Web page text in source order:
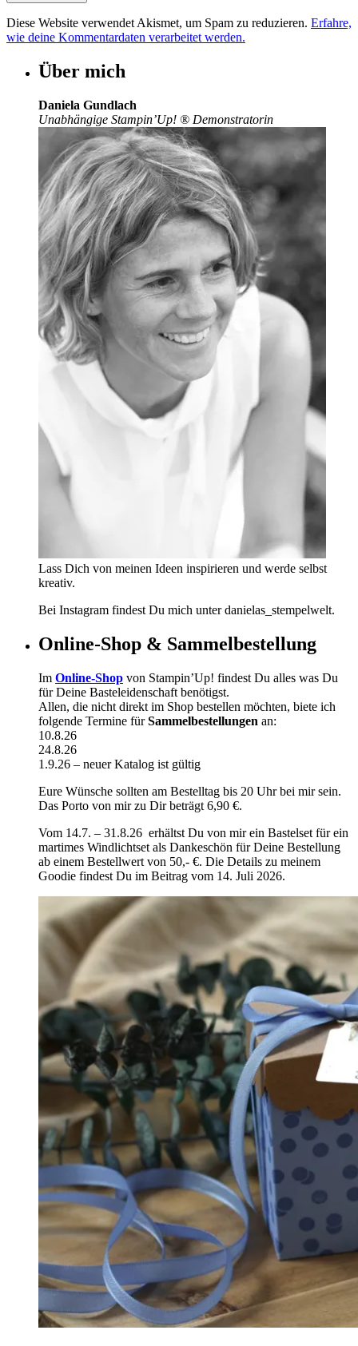
Diese Website verwendet Akismet, um Spam zu reduzieren. Erfahre,
wie deine Kommentardaten verarbeitet werden.
Über mich
Daniela Gundlach
Unabhängige Stampin’Up! ® Demonstratorin
Lass Dich von meinen Ideen inspirieren und werde selbst
kreativ.
Bei Instagram findest Du mich unter danielas_stempelwelt.
Online-Shop & Sammelbestellung
Im Online-Shop von Stampin’Up! findest Du alles was Du
für Deine Basteleidenschaft benötigst.
Allen, die nicht direkt im Shop bestellen möchten, biete ich
folgende Termine fürSammelbestellungen an:
10.8.26
24.8.26
1.9.26 – neuer Katalog ist gültig
Eure Wünsche sollten am Bestelltag bis 20 Uhr bei mir sein.
Das Porto von mir zu Dir beträgt 6,90 €.
Vom 14.7. – 31.8.26 erhältst Du von mir ein Bastelset für ein
martimes Windlichtset als Dankeschön für Deine Bestellung
ab einem Bestellwert von 50,- €. Die Details zu meinem
Goodie findest Du im Beitrag vom 14. Juli 2026.